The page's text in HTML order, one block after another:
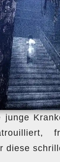
junge
diese